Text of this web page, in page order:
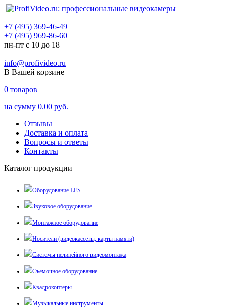
+7 (495) 369-46-49
+7 (495) 969-86-60
пн-пт с 10 до 18
info@profivideo.ru
В Вашей корзине
0 товаров
на сумму 0.00 руб.
Отзывы
Доставка и оплата
Вопросы и ответы
Контакты
Каталог продукции
Оборудование LES
Звуковое оборудование
Монтажное оборудование
Носители (видеокассеты, карты памяти)
Системы нелинейного видеомонтажа
Съемочное оборудование
Квадрокоптеры
Музыкальные инструменты